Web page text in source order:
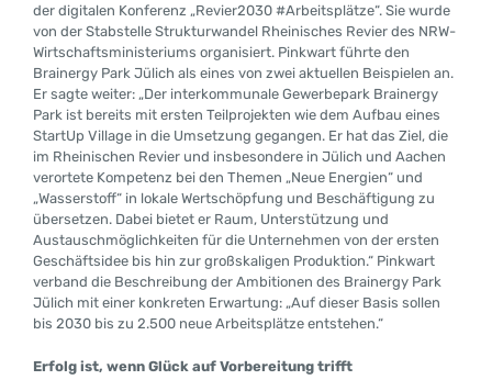
der digitalen Konferenz „Revier2030 #Arbeitsplätze“. Sie wurde
von der Stabstelle Strukturwandel Rheinisches Revier des NRW-
Wirtschaftsministeriums organisiert. Pinkwart führte den
Brainergy Park Jülich als eines von zwei aktuellen Beispielen an.
Er sagte weiter: „Der interkommunale Gewerbepark Brainergy
Park ist bereits mit ersten Teilprojekten wie dem Aufbau eines
StartUp Village in die Umsetzung gegangen. Er hat das Ziel, die
im Rheinischen Revier und insbesondere in Jülich und Aachen
verortete Kompetenz bei den Themen „Neue Energien“ und
„Wasserstoff“ in lokale Wertschöpfung und Beschäftigung zu
übersetzen. Dabei bietet er Raum, Unterstützung und
Austauschmöglichkeiten für die Unternehmen von der ersten
Geschäftsidee bis hin zur großskaligen Produktion.“ Pinkwart
verband die Beschreibung der Ambitionen des Brainergy Park
Jülich mit einer konkreten Erwartung: „Auf dieser Basis sollen
bis 2030 bis zu 2.500 neue Arbeitsplätze entstehen.“
Erfolg ist, wenn Glück auf Vorbereitung trifft